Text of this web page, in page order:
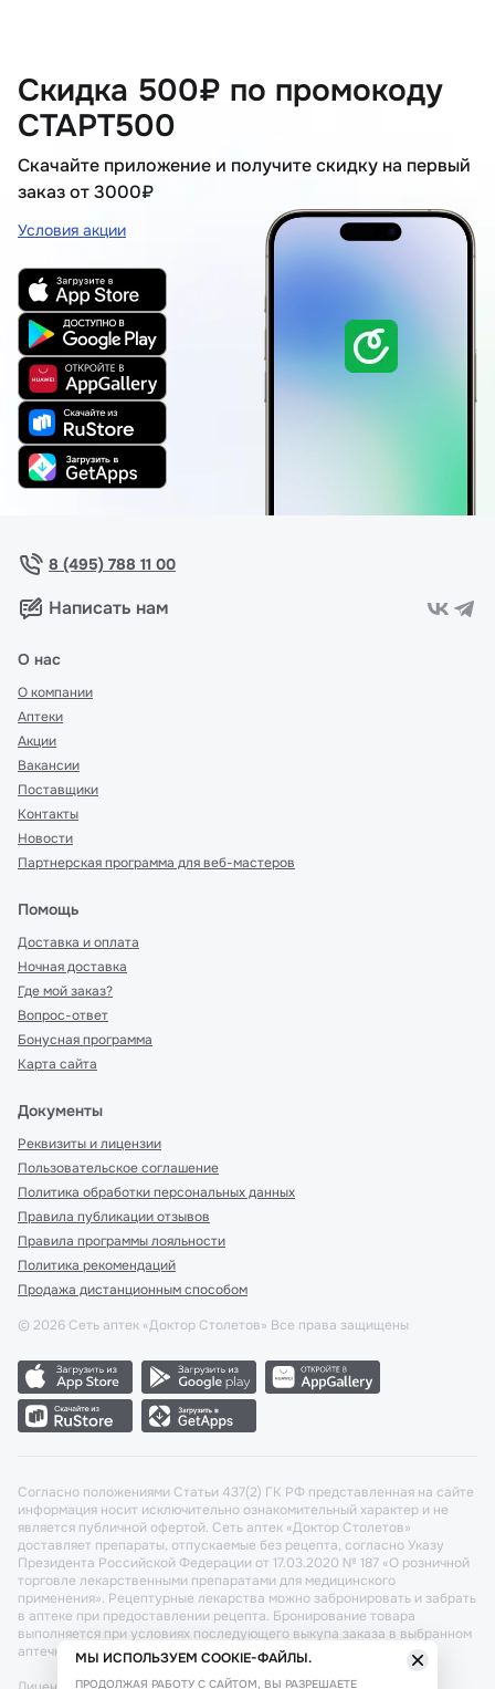
Скидка 500₽ по промокоду
СТАРТ500
Скачайте приложение и получите скидку на первый
заказ от 3000₽
Условия акции
8 (495) 788 11 00
Написать нам
О нас
О компании
Аптеки
Акции
Вакансии
Поставщики
Контакты
Новости
Партнерская программа для веб-мастеров
Помощь
Доставка и оплата
Ночная доставка
Где мой заказ?
Вопрос-ответ
Бонусная программа
Карта сайта
Документы
Реквизиты и лицензии
Пользовательское соглашение
Политика обработки персональных данных
Правила публикации отзывов
Правила программы лояльности
Политика рекомендаций
Продажа дистанционным способом
© 2026 Сеть аптек «Доктор Столетов» Все права защищены
Согласно положениями Статьи 437(2) ГК РФ представленная на сайте
информация носит исключительно ознакомительный характер и не
является публичной офертой. Сеть аптек «Доктор Столетов»
доставляет препараты, отпускаемые без рецепта, согласно Указу
Президента Российской Федерации от 17.03.2020 № 187 «О розничной
торговле лекарственными препаратами для медицинского
применения». Рецептурные лекарства можно забронировать и забрать
в аптеке при предоставлении рецепта. Бронирование товара
выполняется при условиях последующего выкупа заказа в выбранном
аптечном пункте.МЫ ИСПОЛЬЗУЕМ COOKIE-ФАЙЛЫ.
ПРОДОЛЖАЯ РАБОТУ С САЙТОМ, ВЫ РАЗРЕШАЕТЕ